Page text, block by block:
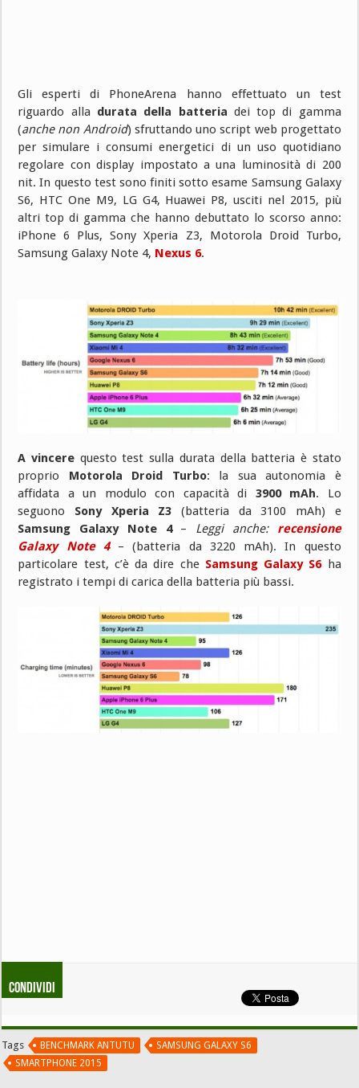
Gli esperti di PhoneArena hanno effettuato un test
riguardo alla durata della batteria dei top di gamma
(anche non Android) sfruttando uno script web progettato
per simulare i consumi energetici di un uso quotidiano
regolare con display impostato a una luminosità di 200
nit. In questo test sono finiti sotto esame Samsung Galaxy
S6, HTC One M9, LG G4, Huawei P8, usciti nel 2015, più
altri top di gamma che hanno debuttato lo scorso anno:
iPhone 6 Plus, Sony Xperia Z3, Motorola Droid Turbo,
Samsung Galaxy Note 4, Nexus 6.
A vincerequesto test sulla durata della batteria è stato
proprio Motorola Droid Turbo: la sua autonomia è
affidata a un modulo con capacità di 3900 mAh. Lo
seguono Sony Xperia Z3 (batteria da 3100 mAh) e
Samsung Galaxy Note 4– Leggi anche: recensione
Galaxy Note 4– (batteria da 3220 mAh). In questo
particolare test, c’è da dire che Samsung Galaxy S6ha
registrato i tempi di carica della batteria più bassi.
Condividi
Tags BENCHMARK ANTUTU
SAMSUNG GALAXY S6
SMARTPHONE 2015